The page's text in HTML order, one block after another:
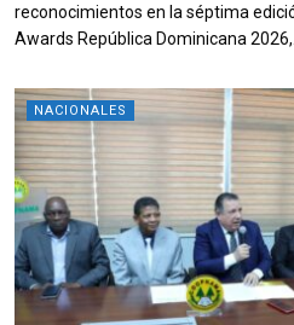
reconocimientos en la séptima
Awards República Dominicana 2026,...
NACIONALES